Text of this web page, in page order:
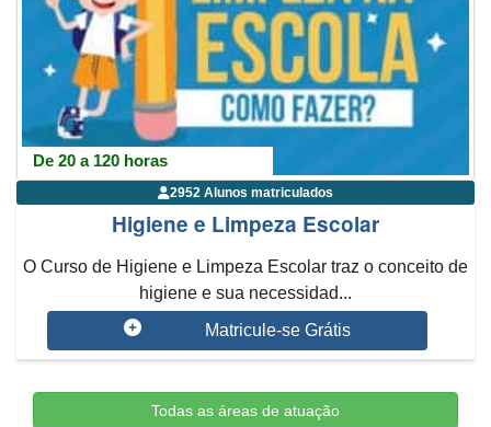
De 20 a 120 horas
2952 Alunos matriculados
Higiene e Limpeza Escolar
O Curso de Higiene e Limpeza Escolar traz o conceito de
higiene e sua necessidad...
Matricule-se Grátis
Todas as áreas de atuação